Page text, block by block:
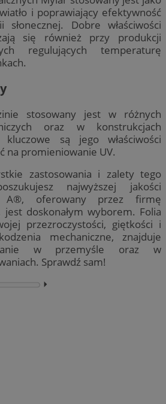
i poprawiający efektywność
słonecznej. Dobre właściwości
się również przy produkcji
regulujących temperaturę
stosowany jest w różnych
oraz w konstrukcjach
kluczowe są jego właściwości
na promieniowanie UV.
zastosowania i zalety tego
najwyższej jakości
A®, oferowany przez firmę
jest doskonałym wyborem. Folia
przezroczystości, giętkości i
mechaniczne, znajduje
w przemyśle oraz w
Sprawdź sam!
⏵︎